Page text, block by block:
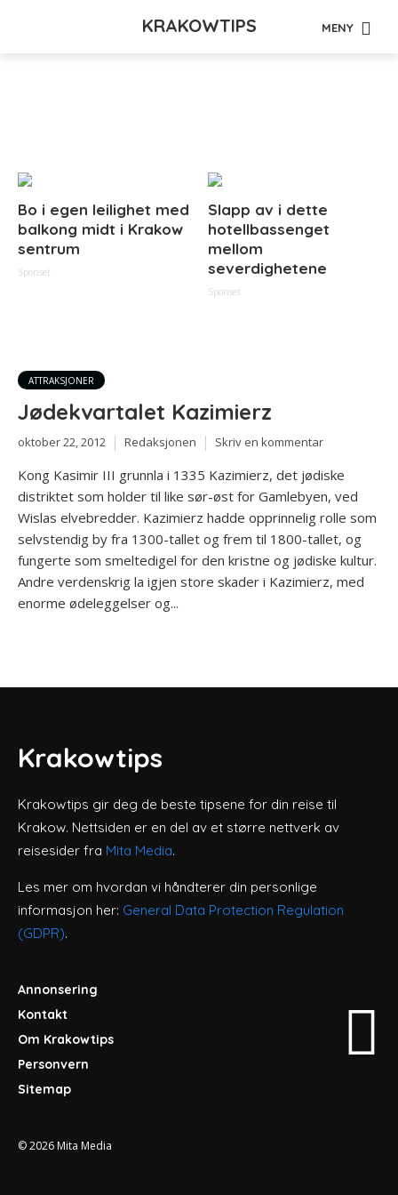
KRAKOWTIPS MENY
Bo i egen leilighet med
balkong midt i Krakow
sentrum
Sponset
Slapp av i dette
hotellbassenget
mellom
severdighetene
Sponset
ATTRAKSJONER
Jødekvartalet Kazimierz
oktober 22, 2012 Redaksjonen Skriv en kommentar
Kong Kasimir III grunnla i 1335 Kazimierz, det jødiske
distriktet som holder til like sør-øst for Gamlebyen, ved
Wislas elvebredder. Kazimierz hadde opprinnelig rolle som
selvstendig by fra 1300-tallet og frem til 1800-tallet, og
fungerte som smeltedigel for den kristne og jødiske kultur.
Andre verdenskrig la igjen store skader i Kazimierz, med
enorme ødeleggelser og...
Krakowtips
Krakowtips gir deg de beste tipsene for din reise til
Krakow. Nettsiden er en del av et større nettverk av
reisesider fra Mita Media.
Les mer om hvordan vi håndterer din personlige
informasjon her: General Data Protection Regulation
(GDPR).
Annonsering
Kontakt
Om Krakowtips
Personvern
Sitemap
© 2026 Mita Media